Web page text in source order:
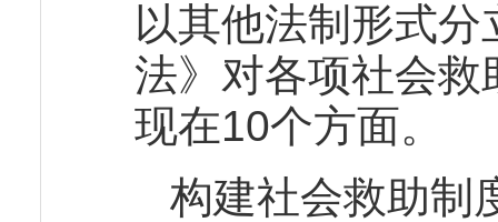
以其他法制形式
法》对各项社会
现在10个方面。
构建社会救助制